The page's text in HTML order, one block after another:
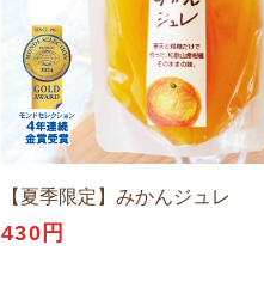
【夏季限定】みかんジュレ
430円